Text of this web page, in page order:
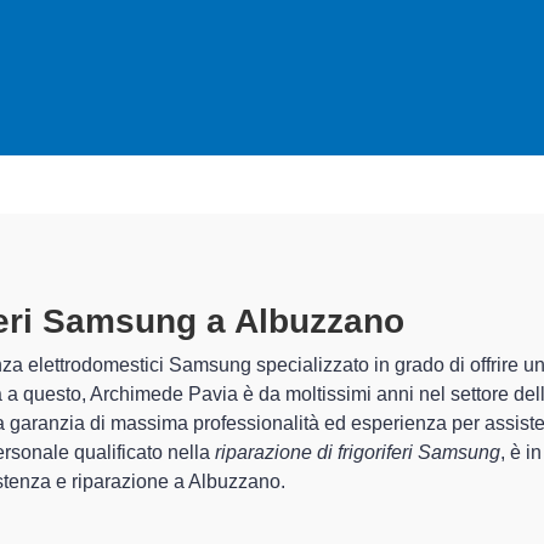
Samsung A Albuzzano
Pavia sono in grado di garantire al cliente
e lariparazione del tuo frigorifero Samsung a
specializzatidi Archimede Pavia sono in grado di fornire
funzionanti e durare a lungo nel tempo.